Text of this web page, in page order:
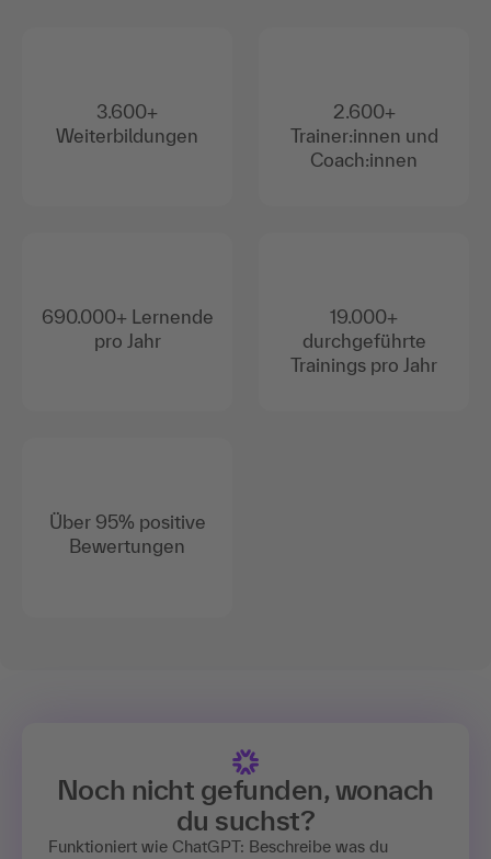
3.600+
Weiterbildungen
690.000+ Lernende
pro Jahr
Über 95% positive
Bewertungen
2.600+
Trainer:innen und
Coach:innen
19.000+
durchgeführte
Trainings pro Jahr
Noch nicht gefunden, wonach
du suchst?
Funktioniert wie ChatGPT: Beschreibe was du